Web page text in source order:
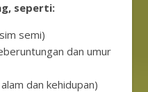
seperti:
semi)
dan umur
dan kehidupan)